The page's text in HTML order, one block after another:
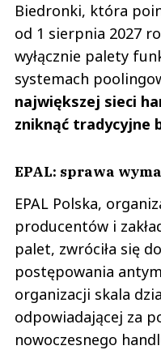
Biedronki, która
od 1 sierpnia 2027
wyłącznie palety
systemach
największej sieci
zniknąć tradycyjne
EPAL: sprawa
EPAL Polska,
producentów i
palet, zwróciła się
postępowania
organizacji skala
odpowiadającej za
nowoczesnego